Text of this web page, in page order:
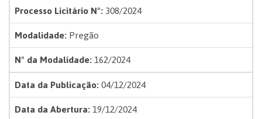
Processo Licitário Nº:308/2024
Modalidade:Pregão
Nº da Modalidade:162/2024
Data da Publicação:04/12/2024
Data da Abertura:19/12/2024